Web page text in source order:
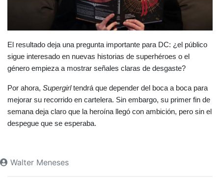
El resultado deja una pregunta importante para DC: ¿el público
sigue interesado en nuevas historias de superhéroes o el
género empieza a mostrar señales claras de desgaste?
Por ahora, Supergirl tendrá que depender del boca a boca para
mejorar su recorrido en cartelera. Sin embargo, su primer fin de
semana deja claro que la heroína llegó con ambición, pero sin el
despegue que se esperaba.
Walter Meneses